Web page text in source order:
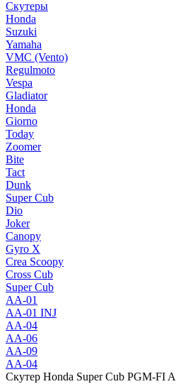
Скутеры
Honda
Suzuki
Yamaha
VMC (Vento)
Regulmoto
Vespa
Gladiator
Honda
Giorno
Today
Zoomer
Bite
Tact
Dunk
Super Cub
Dio
Joker
Canopy
Gyro X
Crea Scoopy
Cross Cub
Super Cub
AA-01
AA-01 INJ
AA-04
AA-06
AA-09
AA-04
Скутер Honda Super Cub PGM-FI